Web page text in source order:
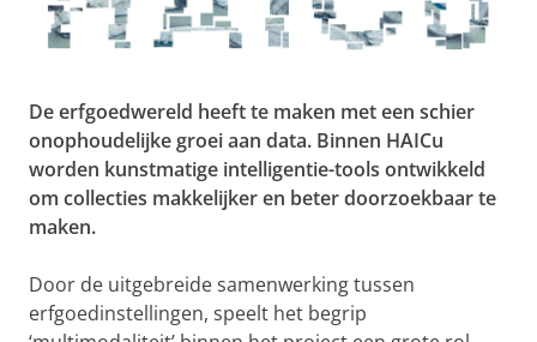
De erfgoedwereld heeft te maken met een schier
onophoudelijke groei aan data. Binnen HAICu
worden kunstmatige intelligentie-tools ontwikkeld
om collecties makkelijker en beter doorzoekbaar te
maken.
Door de uitgebreide samenwerking tussen
erfgoedinstellingen, speelt het begrip